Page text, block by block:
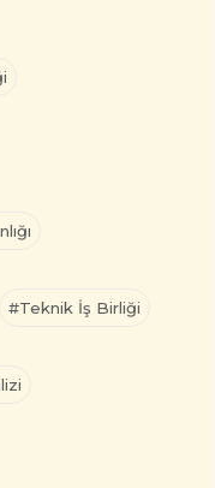
#Teknik İş Birliği